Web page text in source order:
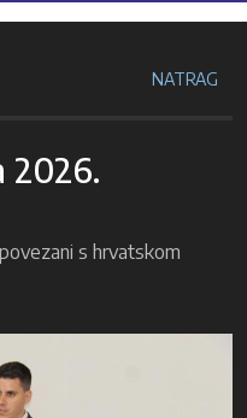
NATRAG
2026.
s hrvatskom